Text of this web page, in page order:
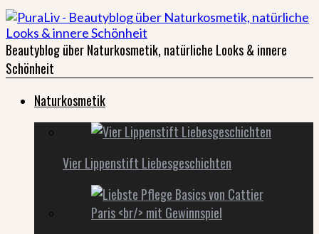
Beautyblog über Naturkosmetik, natürliche Looks & innere
Schönheit
Naturkosmetik
Vier Lippenstift Liebesgeschichten